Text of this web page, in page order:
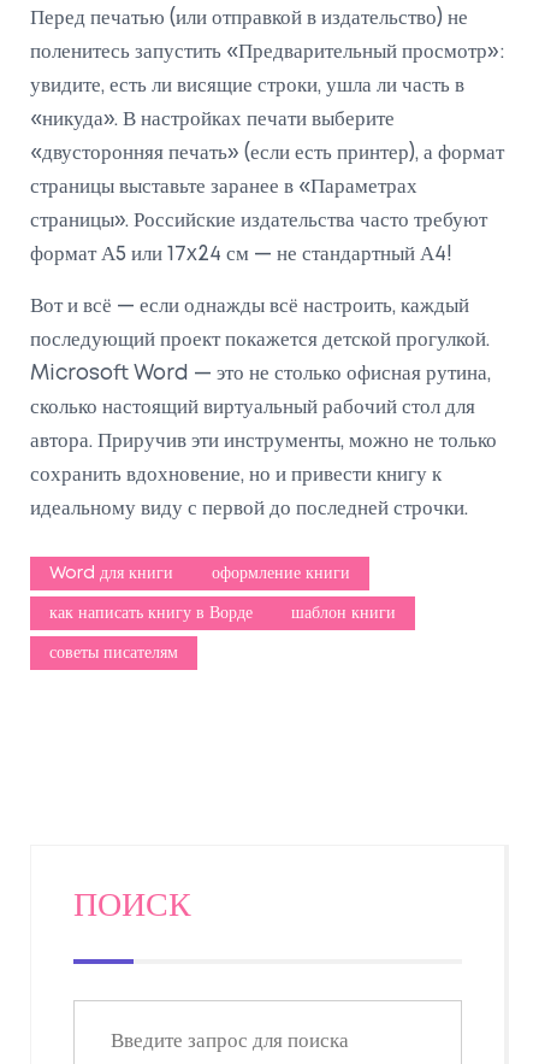
Перед печатью (или отправкой в издательство) не
поленитесь запустить «Предварительный просмотр»:
увидите, есть ли висящие строки, ушла ли часть в
«никуда». В настройках печати выберите
«двусторонняя печать» (если есть принтер), а формат
страницы выставьте заранее в «Параметрах
страницы». Российские издательства часто требуют
формат А5 или 17x24 см — не стандартный А4!
Вот и всё — если однажды всё настроить, каждый
последующий проект покажется детской прогулкой.
Microsoft Word — это не столько офисная рутина,
сколько настоящий виртуальный рабочий стол для
автора. Приручив эти инструменты, можно не только
сохранить вдохновение, но и привести книгу к
идеальному виду с первой до последней строчки.
Word для книги оформление книги
как написать книгу в Ворде шаблон книги
советы писателям
ПОИСК